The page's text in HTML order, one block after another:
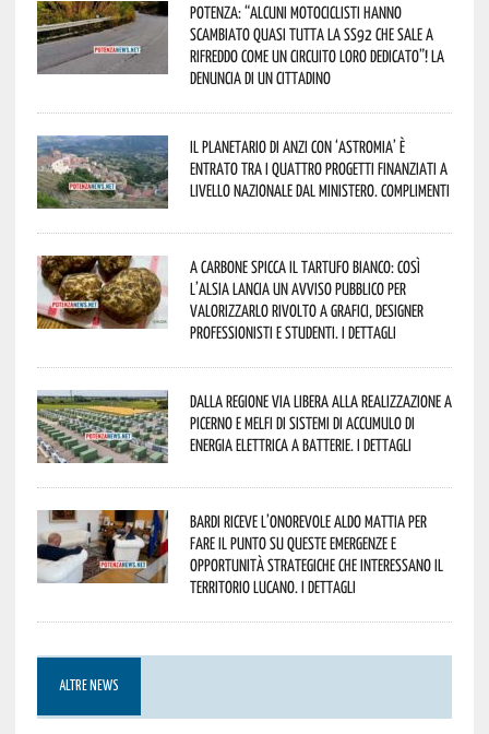
Potenza: “alcuni motociclisti hanno
scambiato quasi tutta la SS92 che sale a
Rifreddo come un circuito loro dedicato”! La
denuncia di un cittadino
Il Planetario di Anzi con ‘Astromia’ è
entrato tra i quattro progetti finanziati a
livello nazionale dal Ministero. Complimenti
A Carbone spicca il tartufo bianco: così
l’Alsia lancia un avviso pubblico per
valorizzarlo rivolto a grafici, designer
professionisti e studenti. I dettagli
Dalla Regione via libera alla realizzazione a
Picerno e Melfi di sistemi di accumulo di
energia elettrica a batterie. I dettagli
Bardi riceve l’onorevole Aldo Mattia per
fare il punto su queste emergenze e
opportunità strategiche che interessano il
territorio lucano. I dettagli
ALTRE NEWS